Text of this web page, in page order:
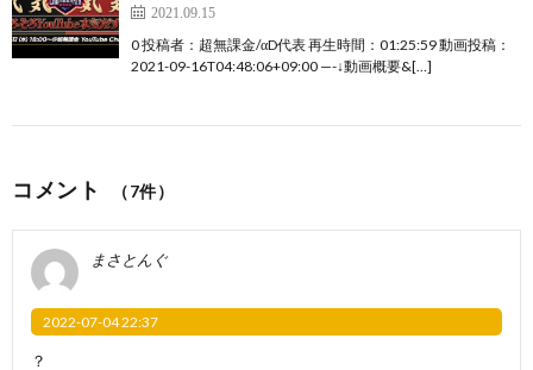
2021.09.15
0 投稿者：超無課金/αD代表 再生時間：01:25:59 動画投稿：
2021-09-16T04:48:06+09:00 —-↓動画概要&[…]
コメント （7件）
まさとんぐ
2022-07-04 22:37
？